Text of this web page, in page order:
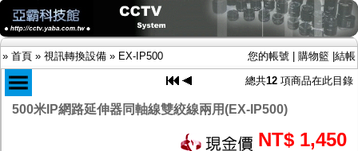
» 首頁 » 視訊轉換設備 » EX-IP500 您的帳號 購物籃 結帳
總共12 項商品在此目錄
500米IP網路延伸器同軸線雙絞線兩用(EX-IP500)
NT$ 1,450